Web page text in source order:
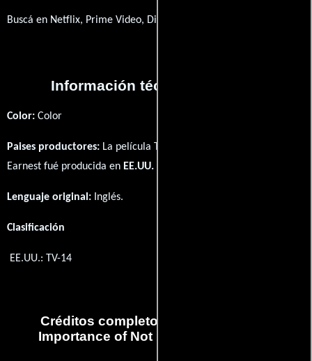
Buscá en Netflix, Prime Video, Disney+
Información técnica y general
Color: Color
Paises productores: La película The Importance of Not Being Too
Earnest fué producida en EE.UU.
Lenguaje original: Inglés.
Clasificación
EE.UU.: TV-14
Créditos completos del capítulo The
Importance of Not Being Too Earnest